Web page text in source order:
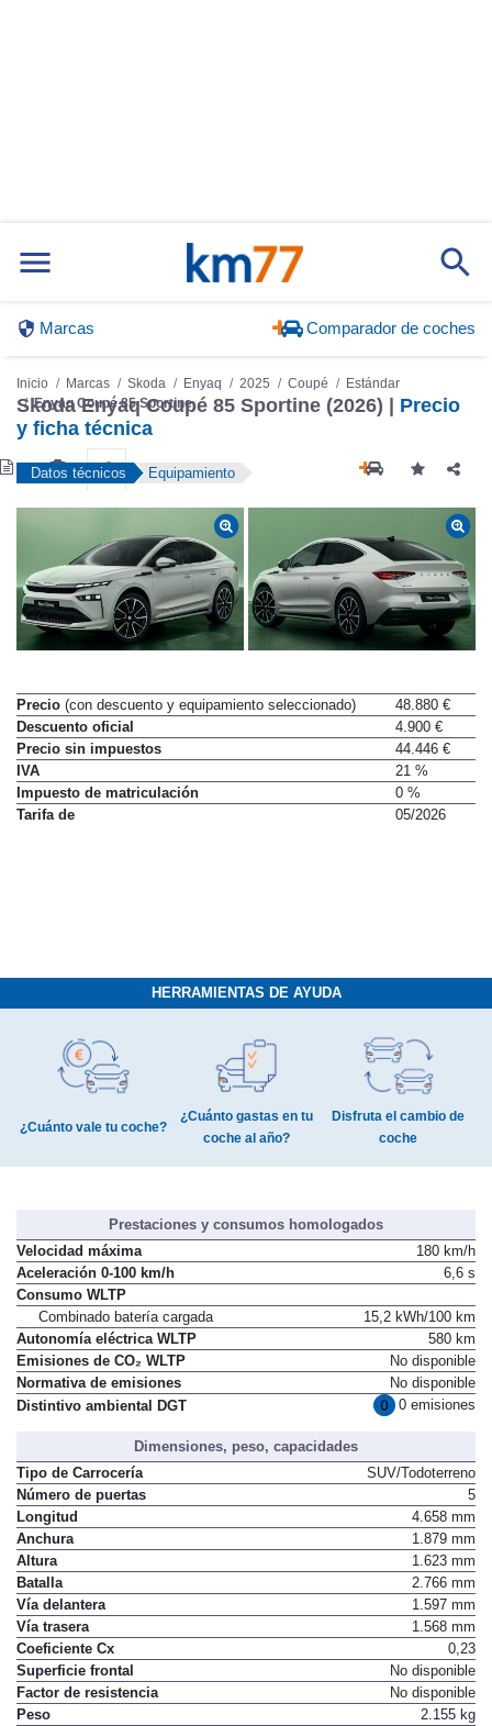
Marcas Comparador de coches
Inicio Marcas Skoda Enyaq 2025 Coupé
Estándar
Enyaq Coupé 85 Sportine
Skoda Enyaq Coupé 85 Sportine (2026) | Precio
y ficha técnica
Datos técnicos Equipamiento
Precio (con descuento y equipamiento seleccionado)
48.880 €
Descuento oficial
4.900 €
Precio sin impuestos
44.446 €
IVA
21 %
Impuesto de matriculación
0 %
Tarifa de
05/2026
HERRAMIENTAS DE AYUDA
¿Cuánto vale tu coche?
¿Cuánto gastas en tu
coche al año?
Disfruta el cambio de
coche
Prestaciones y consumos homologados
Velocidad máxima
180 km/h
Aceleración 0-100 km/h
6,6 s
Consumo WLTP
Combinado batería cargada
15,2 kWh/100 km
Autonomía eléctrica WLTP
580 km
Emisiones de CO₂ WLTP
No disponible
Normativa de emisiones
No disponible
Distintivo ambiental DGT
0 emisiones
Dimensiones, peso, capacidades
Tipo de Carrocería
SUV/Todoterreno
Número de puertas
5
Longitud
4.658 mm
Anchura
1.879 mm
Altura
1.623 mm
Batalla
2.766 mm
Vía delantera
1.597 mm
Vía trasera
1.568 mm
Coeficiente Cx
0,23
Superficie frontal
No disponible
Factor de resistencia
No disponible
Peso
2.155 kg